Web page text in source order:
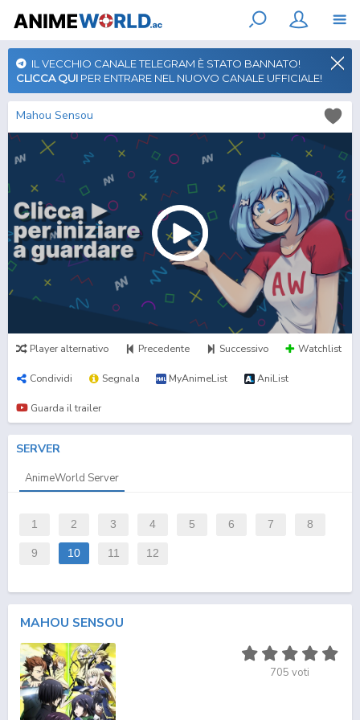
IL VECCHIO CANALE TELEGRAM È STATO BANNATO!
CLICCA QUI PER ENTRARE NEL NUOVO CANALE UFFICIALE!
Mahou Sensou
Player alternativo Precedente Successivo Watchlist
Condividi Segnala MyAnimeList AniList
Guarda il trailer
SERVER
AnimeWorld Server
1 2 3 4 5 6 7 8
9 10 11 12
MAHOU SENSOU
705 voti